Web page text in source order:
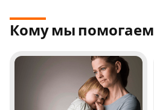
Кому мы помогаем